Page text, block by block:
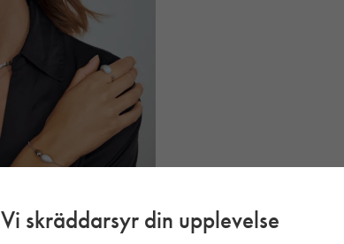
Vi skräddarsyr din upplevelse